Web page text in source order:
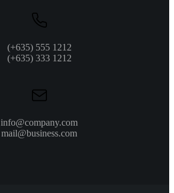
(+635) 555 1212
(+635) 333 1212
info@company.com
mail@business.com